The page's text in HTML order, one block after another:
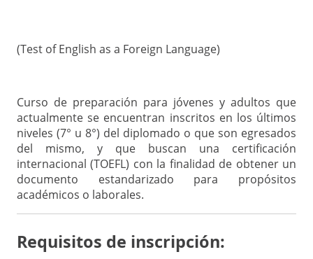
(Test of English as a Foreign Language)
Curso de preparación para jóvenes y adultos que
actualmente se encuentran inscritos en los últimos
niveles (7° u 8°) del diplomado o que son egresados
del mismo, y que buscan una certificación
internacional (TOEFL) con la finalidad de obtener un
documento estandarizado para propósitos
académicos o laborales.
Requisitos de inscripción: